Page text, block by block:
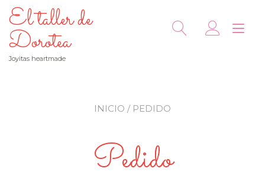
contenido
El taller de
Dorotea
Joyitas heartmade
INICIO / PEDIDO
Pedido